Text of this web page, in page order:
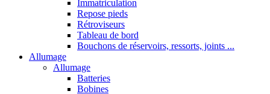
Immatriculation
Repose pieds
Rétroviseurs
Tableau de bord
Bouchons de réservoirs, ressorts, joints ...
Allumage
Allumage
Batteries
Bobines